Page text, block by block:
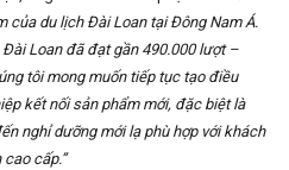
của du lịch Đài Loan tại Đông Nam Á.
Loan đã đạt gần 490.000 lượt –
tôi mong muốn tiếp tục tạo điều
kết nối sản phẩm mới, đặc biệt là
nghỉ dưỡng mới lạ phù hợp với khách
cấp.”